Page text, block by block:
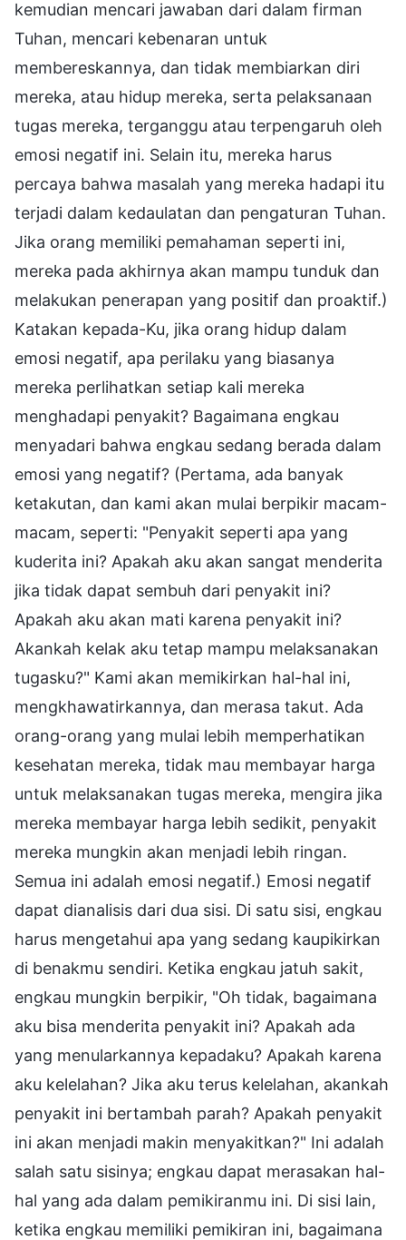
kemudian mencari jawaban dari dalam firman
Tuhan, mencari kebenaran untuk
membereskannya, dan tidak membiarkan diri
mereka, atau hidup mereka, serta pelaksanaan
tugas mereka, terganggu atau terpengaruh oleh
emosi negatif ini. Selain itu, mereka harus
percaya bahwa masalah yang mereka hadapi itu
terjadi dalam kedaulatan dan pengaturan Tuhan.
Jika orang memiliki pemahaman seperti ini,
mereka pada akhirnya akan mampu tunduk dan
melakukan penerapan yang positif dan proaktif.)
Katakan kepada-Ku, jika orang hidup dalam
emosi negatif, apa perilaku yang biasanya
mereka perlihatkan setiap kali mereka
menghadapi penyakit? Bagaimana engkau
menyadari bahwa engkau sedang berada dalam
emosi yang negatif? (Pertama, ada banyak
ketakutan, dan kami akan mulai berpikir macam-
macam, seperti: "Penyakit seperti apa yang
kuderita ini? Apakah aku akan sangat menderita
jika tidak dapat sembuh dari penyakit ini?
Apakah aku akan mati karena penyakit ini?
Akankah kelak aku tetap mampu melaksanakan
tugasku?" Kami akan memikirkan hal-hal ini,
mengkhawatirkannya, dan merasa takut. Ada
orang-orang yang mulai lebih memperhatikan
kesehatan mereka, tidak mau membayar harga
untuk melaksanakan tugas mereka, mengira jika
mereka membayar harga lebih sedikit, penyakit
mereka mungkin akan menjadi lebih ringan.
Semua ini adalah emosi negatif.) Emosi negatif
dapat dianalisis dari dua sisi. Di satu sisi, engkau
harus mengetahui apa yang sedang kaupikirkan
di benakmu sendiri. Ketika engkau jatuh sakit,
engkau mungkin berpikir, "Oh tidak, bagaimana
aku bisa menderita penyakit ini? Apakah ada
yang menularkannya kepadaku? Apakah karena
aku kelelahan? Jika aku terus kelelahan, akankah
penyakit ini bertambah parah? Apakah penyakit
ini akan menjadi makin menyakitkan?" Ini adalah
salah satu sisinya; engkau dapat merasakan hal-
hal yang ada dalam pemikiranmu ini. Di sisi lain,
ketika engkau memiliki pemikiran ini, bagaimana